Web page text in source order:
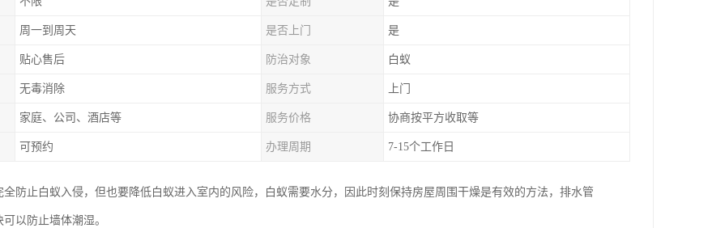
周一到周天 是否上门 是
贴心售后 防治对象 白蚁
无毒消除 服务方式 上门
家庭、公司、酒店等 服务价格 协商按平方收取等
可预约 办理周期 7-15个工作日
全防止白蚁入侵，但也要降低白蚁进入室内的风险，白蚁需要水分，因此时刻保持房屋周围干燥是有效的方法，排水管
以防止墙体潮湿。